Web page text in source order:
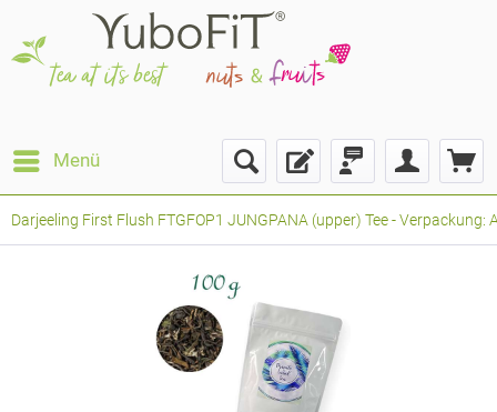
Menü
Darjeeling First Flush FTGFOP1 JUNGPANA (upper) Tee -